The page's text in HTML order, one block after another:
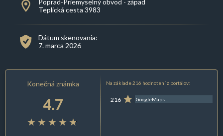
Poprad-Priemyselný obvod - západ
Teplická cesta 3983
Dátum skenovania:
7. marca 2026
Konečná známka
4.7
Na základe 216 hodnotení z portálov:
216 GoogleMaps